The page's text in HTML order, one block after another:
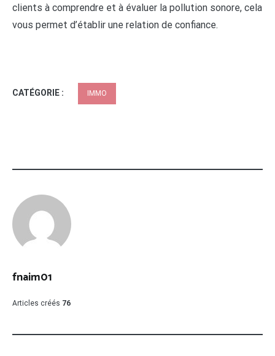
clients à comprendre et à évaluer la pollution sonore, cela
vous permet d’établir une relation de confiance.
CATÉGORIE : IMMO
fnaim01
Articles créés 76